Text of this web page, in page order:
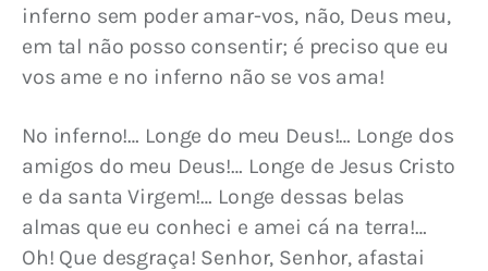
inferno sem poder amar-vos, não, Deus meu,
em tal não posso consentir; é preciso que eu
vos ame e no inferno não se vos ama!
No inferno!… Longe do meu Deus!… Longe dos
amigos do meu Deus!… Longe de Jesus Cristo
e da santa Virgem!… Longe dessas belas
almas que eu conheci e amei cá na terra!…
Oh! Que desgraça! Senhor, Senhor, afastai